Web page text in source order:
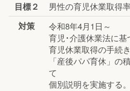
目標２
男性の育児休業取得
対策
令和8年4月1日～
育児･介護休業法に
育児休業取得の手続
「産後パパ育休」の
て
個別説明を実施する。